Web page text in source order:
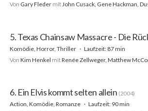
Von Gary Fleder mitJohn Cusack, Gene Hackman,
5. Texas Chainsaw Massacre - Die
Komödie, Horror, Thriller
Laufzeit: 87 min
Von Kim Henkel mitRenée Zellweger, Matthew
6. Ein Elvis kommt selten allein (2004)
Action, Komödie, Romanze
Laufzeit: 90 min